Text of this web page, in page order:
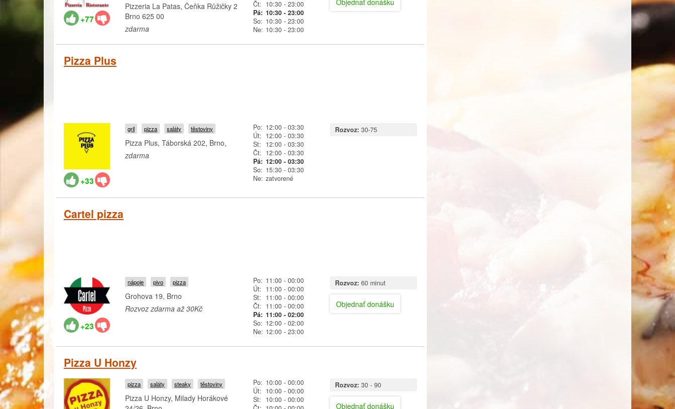
+77
Pizzeria La Patas, Čeňka Růžičky 2
Brno 625 00
zdarma
Čt: 10:30- 23:00
Pá: 10:30- 23:00
So: 10:30- 23:00
Ne: 10:30- 23:00
Objednať donášku
Pizza Plus
+33
gril pizza saláty těstoviny
Pizza Plus, Táborská 202, Brno,
zdarma
Po: 12:00- 03:30
Út: 12:00- 03:30
St:
12:00- 03:30
Čt: 12:00- 03:30
Pá: 12:00- 03:30
So: 15:30- 03:30
Ne: zatvorené
Rozvoz: 30-75
Cartel pizza
+23
nápoje pivo pizza
Grohova 19, Brno
Rozvoz zdarma až 30Kč
Po: 11:00- 00:00
Út: 11:00- 00:00
St:
11:00- 00:00
Čt: 11:00- 00:00
Pá: 11:00- 02:00
So: 12:00- 02:00
Ne: 12:00- 23:00
Rozvoz: 60 minut
Objednať donášku
Pizza U Honzy
pizza saláty steaky těstoviny
Pizza U Honzy, Milady Horákové
Po: 10:00- 00:00
Út: 10:00- 00:00
St:
10:00- 00:00
Rozvoz: 30 - 90
Objednať donášku